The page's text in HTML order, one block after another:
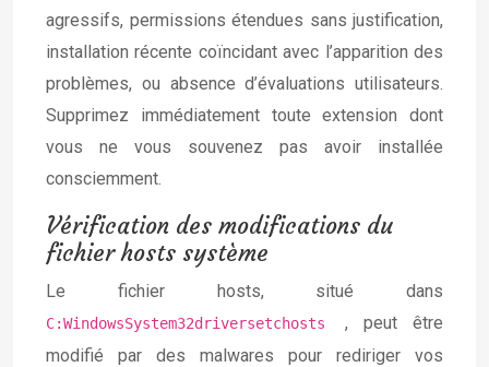
agressifs, permissions étendues sans justification,
installation récente coïncidant avec l’apparition des
problèmes, ou absence d’évaluations utilisateurs.
Supprimez immédiatement toute extension dont
vous ne vous souvenez pas avoir installée
consciemment.
Vérification des modifications du
fichier hosts système
Le fichier hosts, situé dans
C:WindowsSystem32driversetchosts , peut être
modifié par des malwares pour rediriger vos